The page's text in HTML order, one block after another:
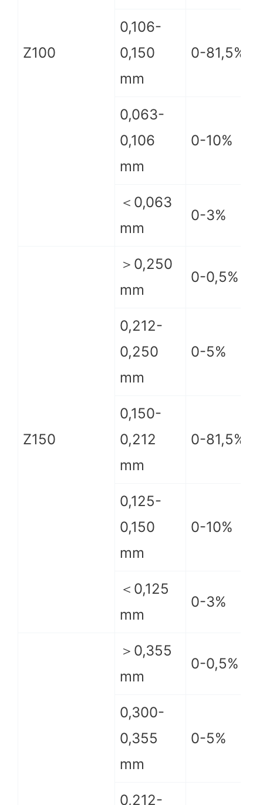
Z100
0,106-
0,150
mm
0-81,5%
0,063-
0,106
mm
0-10%
＜0,063
mm
0-3%
Z150
＞0,250
mm
0-0,5%
0,212-
0,250
mm
0-5%
0,150-
0,212
mm
0-81,5%
0,125-
0,150
mm
0-10%
＜0,125
mm
0-3%
＞0,355
mm
0-0,5%
0,300-
0,355
mm
0-5%
0,212-